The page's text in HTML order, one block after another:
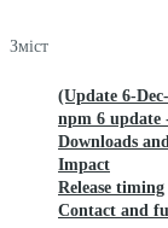
Зміст
(Update 6-
npm 6 update
Downloads
Impact
Release timing
Contact and